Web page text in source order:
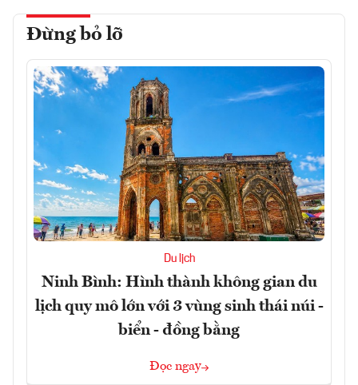
Đừng bỏ lỡ
Du lịch
Ninh Bình: Hình thành không gian du
lịch quy mô lớn với 3 vùng sinh thái núi -
biển - đồng bằng
Đọc ngay